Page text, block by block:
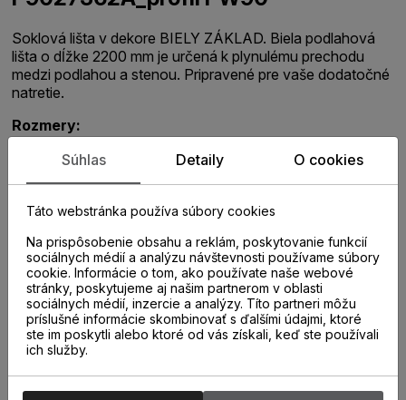
Soklová lišta v dekore BIELY ZÁKLAD. Biela podlahová
lišta o dĺžke 2200 mm je určená k plynulému prechodu
medzi podlahou a stenou. Pripravené pre vaše dodatočné
natretie.
Rozmery:
hrúbka 16 mm
výška 90 mm
Súhlas Detaily O cookies
Táto webstránka používa súbory cookies
Na prispôsobenie obsahu a reklám, poskytovanie funkcií
sociálnych médií a analýzu návštevnosti používame súbory
cookie. Informácie o tom, ako používate naše webové
stránky, poskytujeme aj našim partnerom v oblasti
sociálnych médií, inzercie a analýzy. Títo partneri môžu
príslušné informácie skombinovať s ďalšími údajmi, ktoré
ste im poskytli alebo ktoré od vás získali, keď ste používali
ich služby.